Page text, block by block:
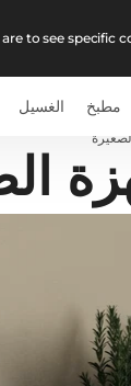
to see specific
مطبخ الغسيل